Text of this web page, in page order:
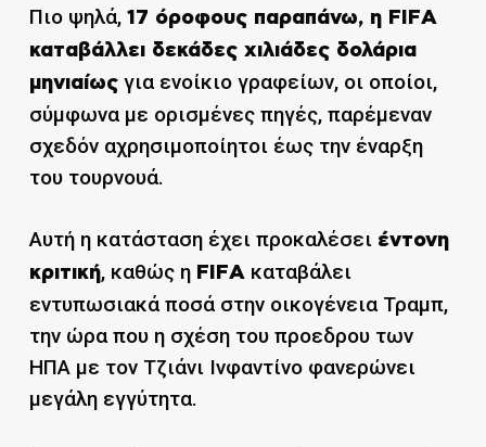
Πιο ψηλά, 17 όροφους παραπάνω, η FIFA
καταβάλλει δεκάδες χιλιάδες δολάρια
μηνιαίωςγια ενοίκιο γραφείων, οι οποίοι,
σύμφωνα με ορισμένες πηγές, παρέμεναν
σχεδόν αχρησιμοποίητοι έως την έναρξη
του τουρνουά.
Αυτή η κατάσταση έχει προκαλέσει έντονη
κριτική, καθώς η FIFAκαταβάλει
εντυπωσιακά ποσά στην οικογένεια Τραμπ,
την ώρα που η σχέση του προεδρου των
ΗΠΑ με τον Τζιάνι Ινφαντίνο φανερώνει
μεγάλη εγγύτητα.